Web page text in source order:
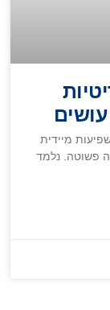
מיידית
פשוטה. נלמד